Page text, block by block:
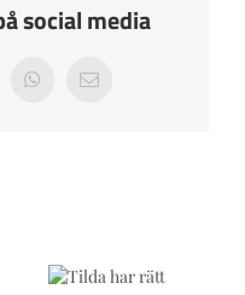
Kontakta oss
social media
WhatsApp
E-